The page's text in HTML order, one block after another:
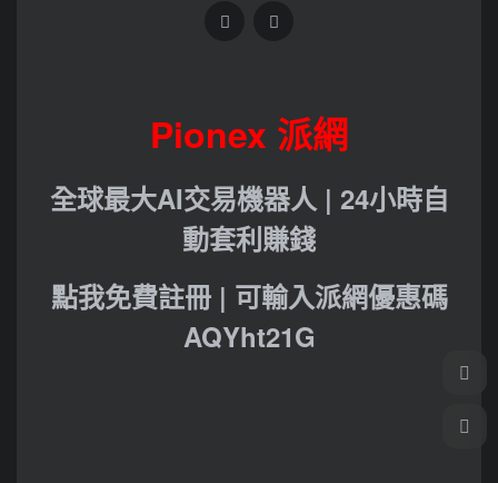
Pionex 派網
全球最大AI交易機器人 | 24小時自
動套利賺錢
點我免費註冊 | 可輸入派網優惠碼
AQYht21G